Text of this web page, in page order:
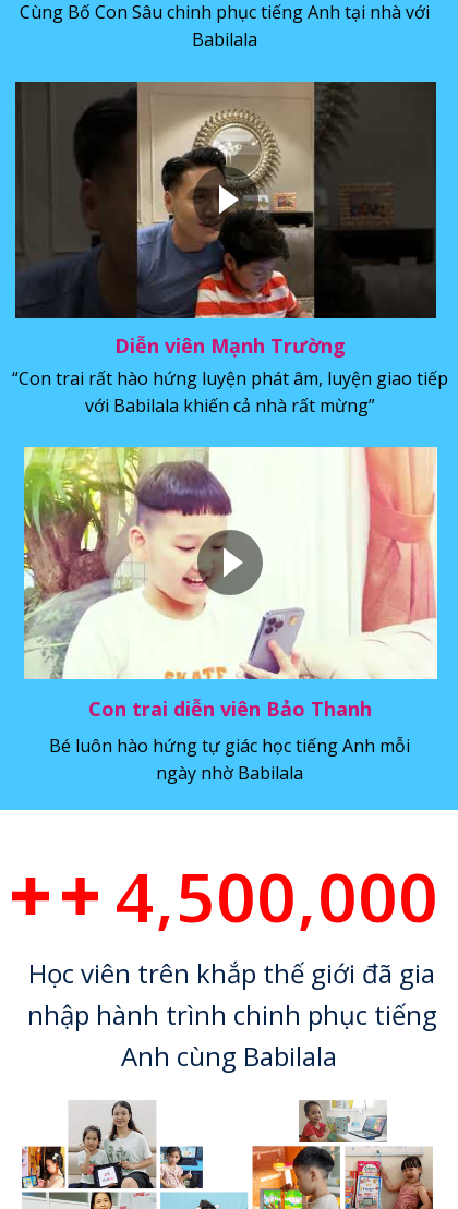
Cùng Bố Con Sâu chinh phục tiếng Anh tại nhà với
Babilala
Con trai diễn viên Bảo Thanh
“Con trai rất hào hứng luyện phát âm, luyện giao tiếp
với Babilala khiến cả nhà rất mừng”
Diễn viên Mạnh Trường
Bé luôn hào hứng tự giác học tiếng Anh mỗi
ngày nhờ Babilala
4,500,000
Học viên trên khắp thế giới đã gia
nhập hành trình chinh phục tiếng
Anh cùng Babilala